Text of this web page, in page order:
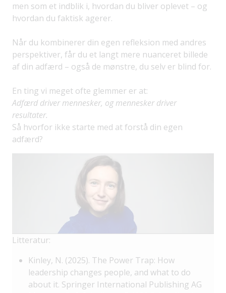
men som et indblik i, hvordan du bliver oplevet – og
hvordan du faktisk agerer.
Når du kombinerer din egen refleksion med andres
perspektiver, får du et langt mere nuanceret billede
af din adfærd – også de mønstre, du selv er blind for.
En ting vi meget ofte glemmer er at:
Adfærd driver mennesker, og mennesker driver
resultater.
Så hvorfor ikke starte med at forstå din egen
adfærd?
Litteratur:
Kinley, N. (2025). The Power Trap: How
leadership changes people, and what to do
about it. Springer International Publishing AG